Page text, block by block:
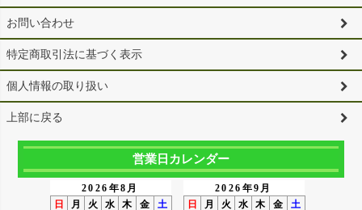
お問い合わせ
特定商取引法に基づく表示
個人情報の取り扱い
上部に戻る
営業日カレンダー